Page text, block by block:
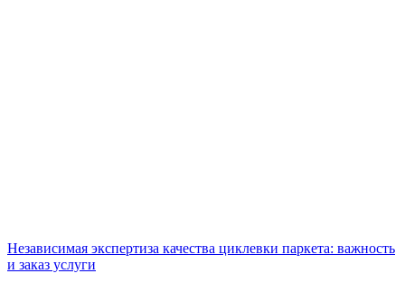
Независимая экспертиза качества циклевки паркета: важность
и заказ услуги